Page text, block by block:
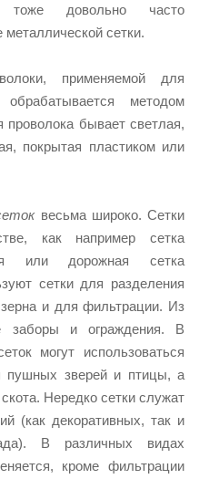
тоже довольно часто
металлической сетки.
применяемой для
методом
проволока бывает светлая,
покрытая пластиком или
весьма широко. Сетки
как например сетка
или дорожная сетка
сетки для разделения
и для фильтрации. Из
заборы и ограждения. В
могут использоваться
пушных зверей и птицы, а
Нередко сетки служат
(как декоративных, так и
В различных видах
кроме фильтрации